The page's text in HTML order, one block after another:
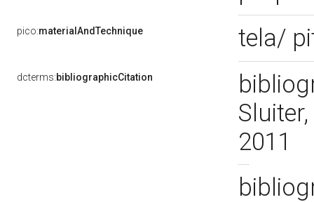
pico:materialAndTechnique tela/
dcterms:bibliographicCitation
2011